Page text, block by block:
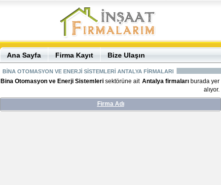
Ana Sayfa Firma Kayıt Bize Ulaşın
BİNA OTOMASYON VE ENERJİ SİSTEMLERİ ANTALYA FİRMALARI
Bina Otomasyon ve Enerji Sistemleri sektörüne ait Antalya firmaları burada yer
alıyor.
Firma Adı